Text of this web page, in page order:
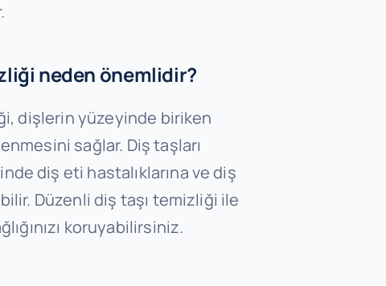
neden önemlidir?
dişlerin yüzeyinde biriken
sağlar. Diş taşları
diş eti hastalıklarına ve diş
Düzenli diş taşı temizliği ile
koruyabilirsiniz.